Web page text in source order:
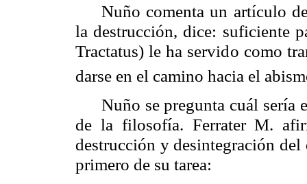
Nuño comenta un artículo
la destrucción, dice: suficiente
Tractatus) le ha servido como
darse en el camino hacia el
Nuño se pregunta cuál sería
de la filosofía. FerraterM.
destrucción y desintegración
primero de su tarea: